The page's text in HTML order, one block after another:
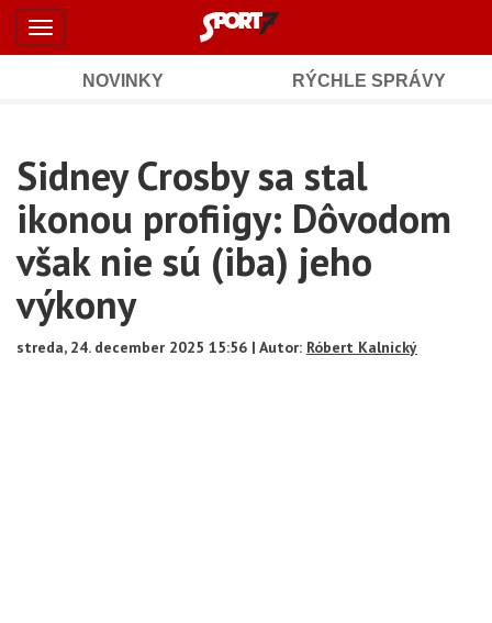
Šport7.sk
-
spravodajstvo
a
výsledky
Skočiť
hlavný
Toggle
navigation
Navigation
NOVINKY RÝCHLE SPRÁVY
Main
Content
Sidney Crosby sa stal
ikonou profiigy: Dôvodom
však nie sú (iba) jeho
výkony
streda, 24. december 2025 15:56 | Autor: Róbert Kalnický